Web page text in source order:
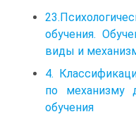
обучения.
виды и
4.
по механизму
обучения